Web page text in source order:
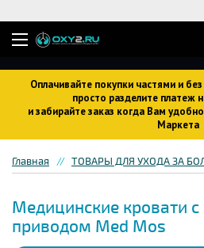
Оплачивайте покупки частями и
просто разделите платеж
и забирайте заказ когда Вам
Маркета
Главная ТОВАРЫ ДЛЯ УХОДА ЗА
Медицинские кровати с
приводом Med Mos